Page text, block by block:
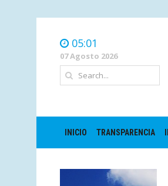
05:01
07 Agosto 2026
INICIO TRANSPARENCIA